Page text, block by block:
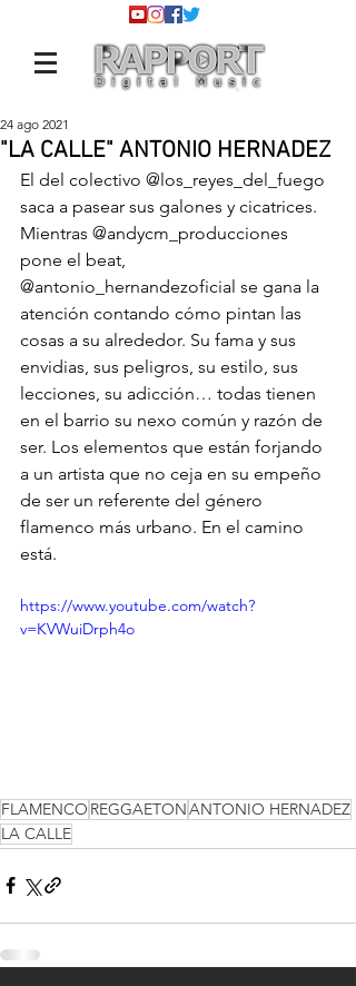
"LA CALLE" ANTONIO HERNADEZ
24 ago 2021
El del colectivo @los_reyes_del_fuego
saca a pasear sus galones y cicatrices.
Mientras @andycm_producciones
pone el beat,
@antonio_hernandezoficial se gana la
atención contando cómo pintan las
cosas a su alrededor. Su fama y sus
envidias, sus peligros, su estilo, sus
lecciones, su adicción… todas tienen
en el barrio su nexo común y razón de
ser. Los elementos que están forjando
a un artista que no ceja en su empeño
de ser un referente del género
flamenco más urbano. En el camino
está.
https://www.youtube.com/watch?
v=KVWuiDrph4o
FLAMENCO REGGAETONANTONIO HERNADEZ
LA CALLE